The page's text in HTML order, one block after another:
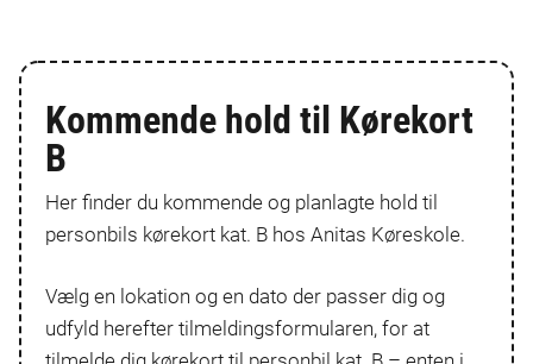
Kommende hold til Kørekort
B
Her finder du kommende og planlagte hold til
personbils kørekort kat. B hos Anitas Køreskole.
Vælg en lokation og en dato der passer dig og
udfyld herefter tilmeldingsformularen, for at